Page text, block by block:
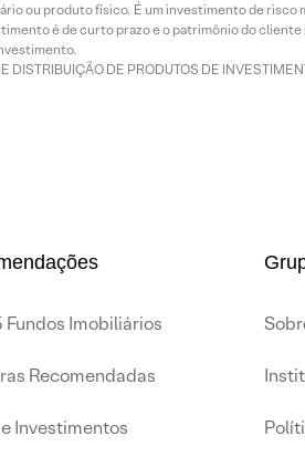
ou produto físico. É um investimento de
é de curto prazo e o patrimônio do
DISTRIBUIÇÃO DE PRODUTOS DE
Fundos Imobiliários
Recomendadas
Investimentos